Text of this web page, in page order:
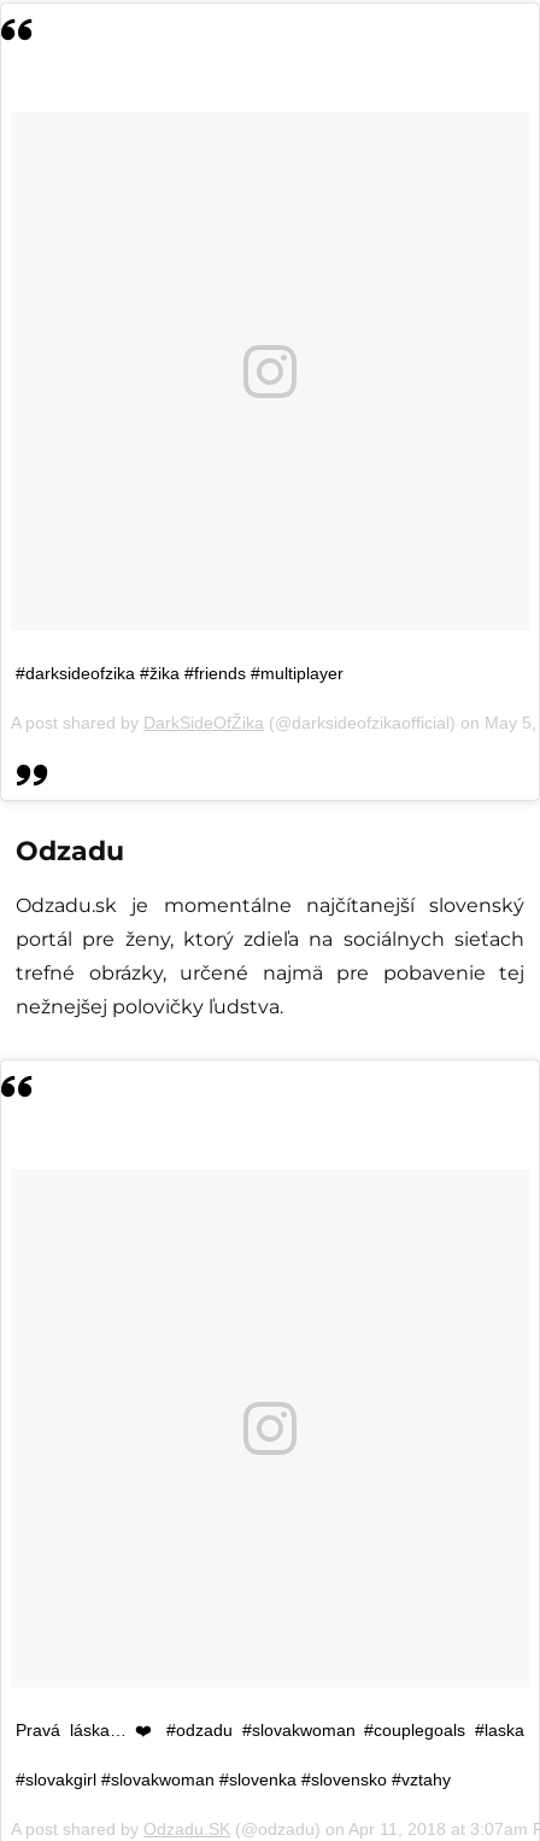
#darksideofzika #žika #friends #multiplayer
A post shared by DarkSideOfŽika (@darksideofzikaofficial) on May
Odzadu
Odzadu.sk je momentálne najčítanejší slovenský
portál pre ženy, ktorý zdieľa na sociálnych sieťach
trefné obrázky, určené najmä pre pobavenie tej
nežnejšej polovičky ľudstva.
Pravá láska… ❤️ #odzadu #slovakwoman #couplegoals #laska
#slovakgirl #slovakwoman #slovenka #slovensko #vztahy
A post shared by Odzadu.SK (@odzadu) on Apr 11, 2018 at 3:07am